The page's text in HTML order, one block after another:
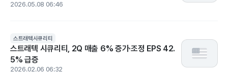
2026.05.08 06:46
스트래텍시큐리티
스트래텍 시큐리티, 2Q 매출 6% 증가·조정 EPS 42.
5% 급증
2026.02.06 06:32